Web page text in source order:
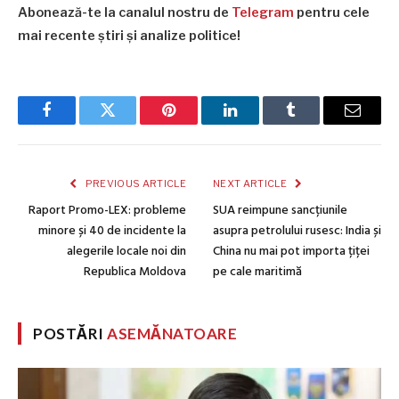
Abonează-te la canalul nostru de Telegram pentru cele
mai recente știri și analize politice!
FacebookTwitter Pinterest LinkedInTumblr Email
PREVIOUS ARTICLE
Raport Promo-LEX: probleme
minore și 40 de incidente la
alegerile locale noi din
Republica Moldova
NEXT ARTICLE
SUA reimpune sancțiunile
asupra petrolului rusesc: India și
China nu mai pot importa țiței
pe cale maritimă
POSTĂRIASEMĂNATOARE